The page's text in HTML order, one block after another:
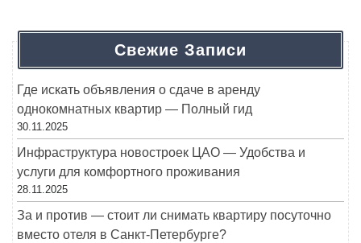
Свежие Записи
Где искать объявления о сдаче в аренду
однокомнатных квартир — Полный гид
30.11.2025
Инфраструктура новостроек ЦАО — Удобства и
услуги для комфортного проживания
28.11.2025
За и против — стоит ли снимать квартиру посуточно
вместо отеля в Санкт-Петербурге?